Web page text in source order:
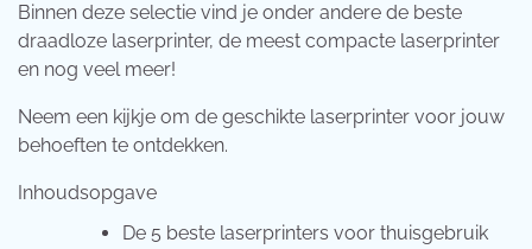
Binnen deze selectie vind je onder andere de beste
draadloze laserprinter, de meest compacte laserprinter
en nog veel meer!
Neem een kijkje om de geschikte laserprinter voor jouw
behoeften te ontdekken.
Inhoudsopgave
De 5 beste laserprinters voor thuisgebruik